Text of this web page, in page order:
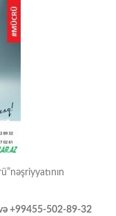
+99455-502-89-32